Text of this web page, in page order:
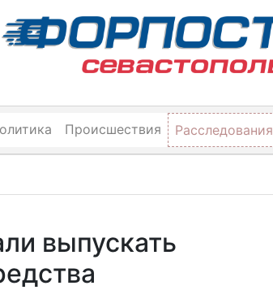
Происшествия Расследования
выпускать